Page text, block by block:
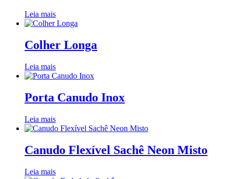
Leia mais
Colher Longa
Leia mais
Porta Canudo Inox
Leia mais
Canudo Flexível Sachê Neon Misto
Leia mais